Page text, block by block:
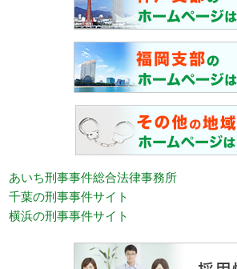
あいち刑事事件総合法律事務所
千葉の刑事事件サイト
横浜の刑事事件サイト